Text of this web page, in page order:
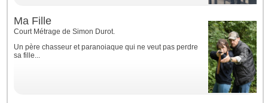
Ma Fille
Court Métrage de Simon Durot.
Un père chasseur et paranoiaque qui ne veut pas perdre
sa fille...